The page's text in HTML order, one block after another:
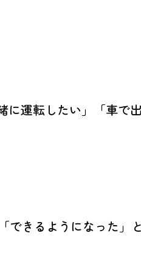
に運転したい」「車で
できるようになった」